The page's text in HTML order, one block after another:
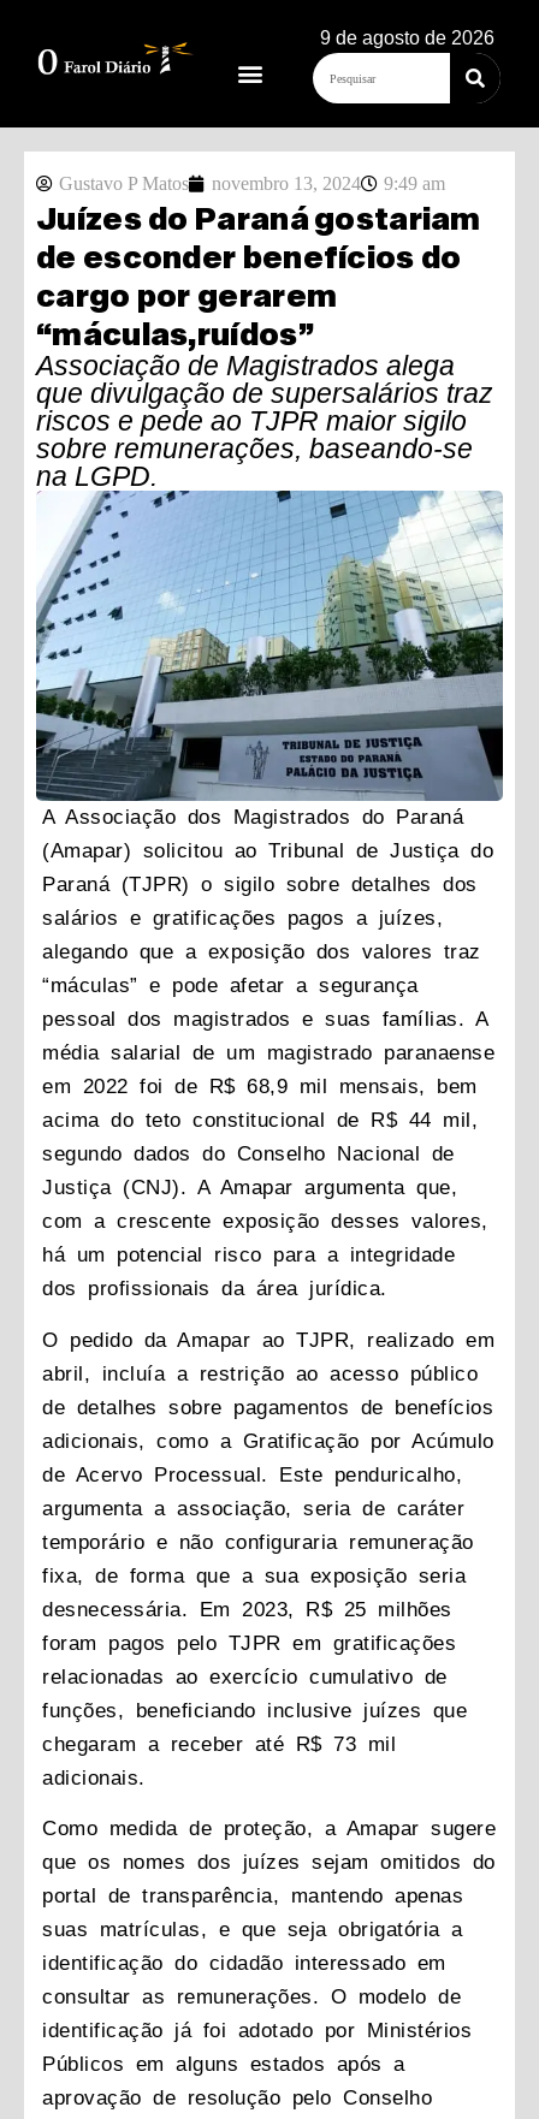
9 de agosto de 2026
Gustavo P Matos novembro 13, 2024 9:49 am
Juízes do Paraná gostariam
de esconder benefícios do
cargo por gerarem
“máculas,ruídos”
Associação de Magistrados alega
que divulgação de supersalários traz
riscos e pede ao TJPR maior sigilo
sobre remunerações, baseando-se
na LGPD.
A Associação dos Magistrados do Paraná
(Amapar) solicitou ao Tribunal de Justiça do
Paraná (TJPR) o sigilo sobre detalhes dos
salários e gratificações pagos a juízes,
alegando que a exposição dos valores traz
“máculas” e pode afetar a segurança
pessoal dos magistrados e suas famílias. A
média salarial de um magistrado paranaense
em 2022 foi de R$ 68,9 mil mensais, bem
acima do teto constitucional de R$ 44 mil,
segundo dados do Conselho Nacional de
Justiça (CNJ). A Amapar argumenta que,
com a crescente exposição desses valores,
há um potencial risco para a integridade
dos profissionais da área jurídica.
O pedido da Amapar ao TJPR, realizado em
abril, incluía a restrição ao acesso público
de detalhes sobre pagamentos de benefícios
adicionais, como a Gratificação por Acúmulo
de Acervo Processual. Este penduricalho,
argumenta a associação, seria de caráter
temporário e não configuraria remuneração
fixa, de forma que a sua exposição seria
desnecessária. Em 2023, R$ 25 milhões
foram pagos pelo TJPR em gratificações
relacionadas ao exercício cumulativo de
funções, beneficiando inclusive juízes que
chegaram a receber até R$ 73 mil
adicionais.
Como medida de proteção, a Amapar sugere
que os nomes dos juízes sejam omitidos do
portal de transparência, mantendo apenas
suas matrículas, e que seja obrigatória a
identificação do cidadão interessado em
consultar as remunerações. O modelo de
identificação já foi adotado por Ministérios
Públicos em alguns estados após a
aprovação de resolução pelo Conselho